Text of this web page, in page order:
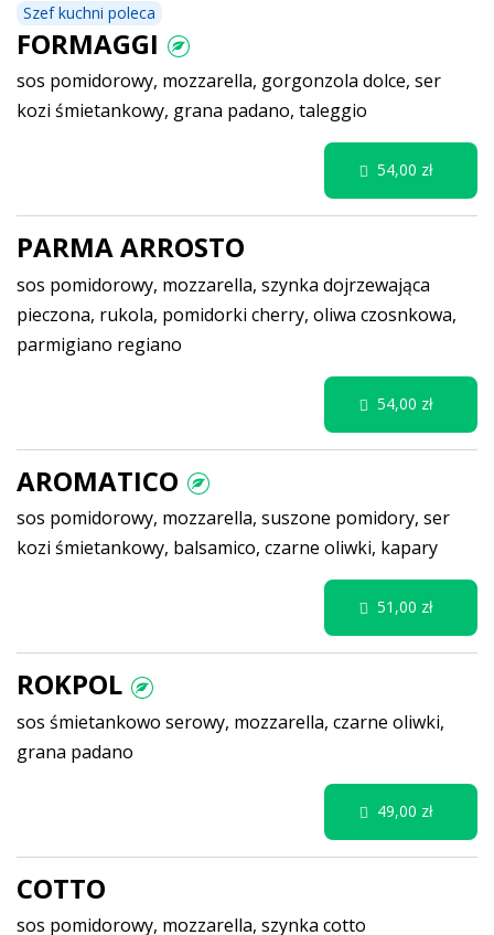
Szef kuchni poleca
FORMAGGI
sos pomidorowy, mozzarella, gorgonzola dolce, ser
kozi śmietankowy, grana padano, taleggio
PARMA ARROSTO
sos pomidorowy, mozzarella, szynka dojrzewająca
pieczona, rukola, pomidorki cherry, oliwa czosnkowa,
parmigiano regiano
AROMATICO
sos pomidorowy, mozzarella, suszone pomidory, ser
kozi śmietankowy, balsamico, czarne oliwki, kapary
ROKPOL
sos śmietankowo serowy, mozzarella, czarne oliwki,
grana padano
COTTO
sos pomidorowy, mozzarella, szynka cotto